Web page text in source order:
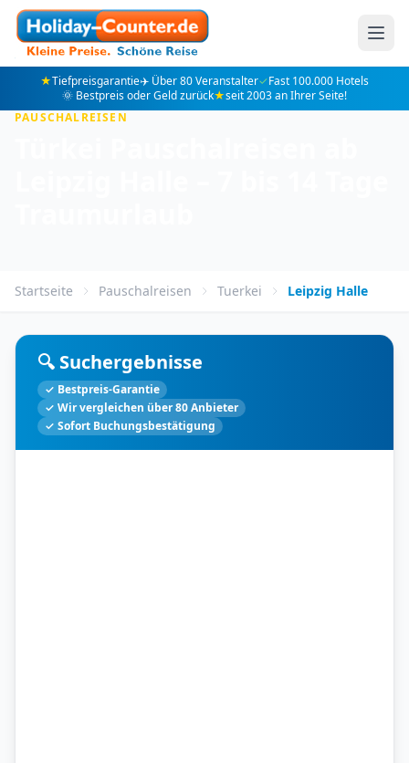
★Tiefpreisgarantie✈️ Über 80 Veranstalter✓Fast 100.000 Hotels
🌞 Bestpreis oder Geld zurück★seit 2003 an Ihrer Seite!
PAUSCHALREISEN
Startseite Pauschalreisen Tuerkei Leipzig Halle
🔍 Suchergebnisse
✓ Bestpreis-Garantie
✓ Wir vergleichen über 80 Anbieter
✓ Sofort Buchungsbestätigung